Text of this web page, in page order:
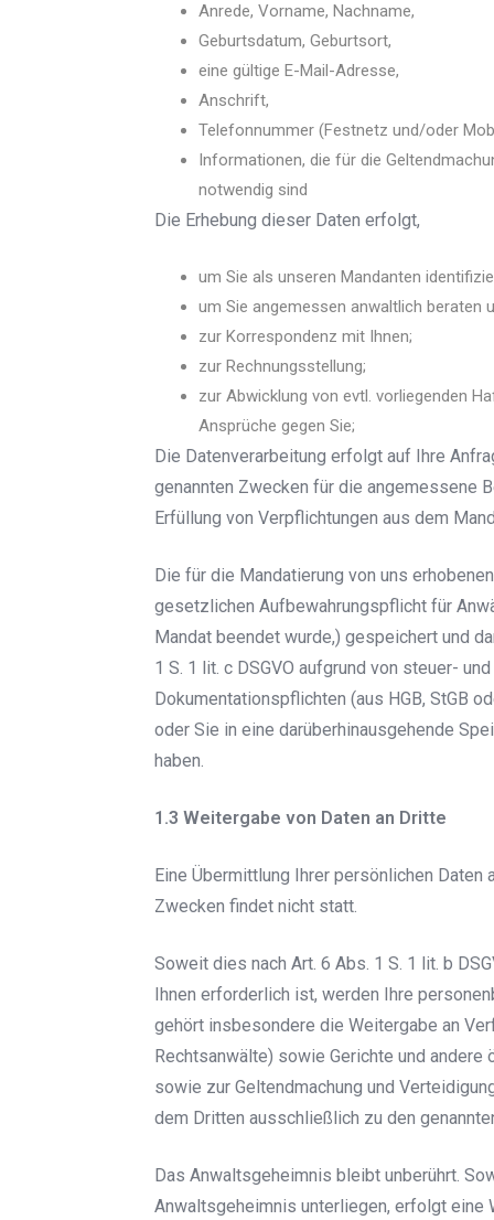
Anrede, Vorname, Nachname,
Geburtsdatum, Geburtsort,
eine gültige E-Mail-Adresse,
Anschrift,
Telefonnummer (Festnetz und/oder
Informationen, die für die
notwendig sind
Die Erhebung dieser Daten erfolgt,
um Sie als unseren Mandanten
um Sie angemessen anwaltlich beraten
zur Korrespondenz mit Ihnen;
zur Rechnungsstellung;
zur Abwicklung von evtl. vorliegenden
Ansprüche gegen Sie;
Die Datenverarbeitung erfolgt auf Ihre
genannten Zwecken für die angemessene
Erfüllung von Verpflichtungen aus dem
Die für die Mandatierung von uns
gesetzlichen Aufbewahrungspflicht für
Mandat beendet wurde,) gespeichert und
1 S. 1 lit. c DSGVO aufgrund von steuer-
Dokumentationspflichten (aus HGB, StGB
oder Sie in eine darüberhinausgehende
haben.
1.3 Weitergabe von Daten an Dritte
Eine Übermittlung Ihrer persönlichen
Zwecken findet nicht statt.
Soweit dies nach Art. 6 Abs. 1 S. 1 lit. b
Ihnen erforderlich ist, werden Ihre
gehört insbesondere die Weitergabe an
Rechtsanwälte) sowie Gerichte und
sowie zur Geltendmachung und
dem Dritten ausschließlich zu den
Das Anwaltsgeheimnis bleibt unberührt.
Anwaltsgeheimnis unterliegen, erfolgt eine